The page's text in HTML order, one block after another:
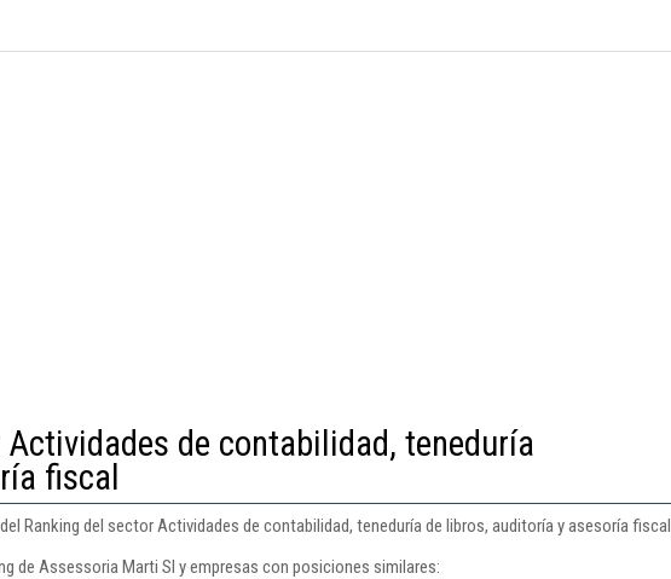
Actividades de contabilidad, teneduría
fiscal
Ranking del sector Actividades de contabilidad, teneduría de libros, auditoría y asesoría fiscal.
de Assessoria Marti Sl y empresas con posiciones similares: